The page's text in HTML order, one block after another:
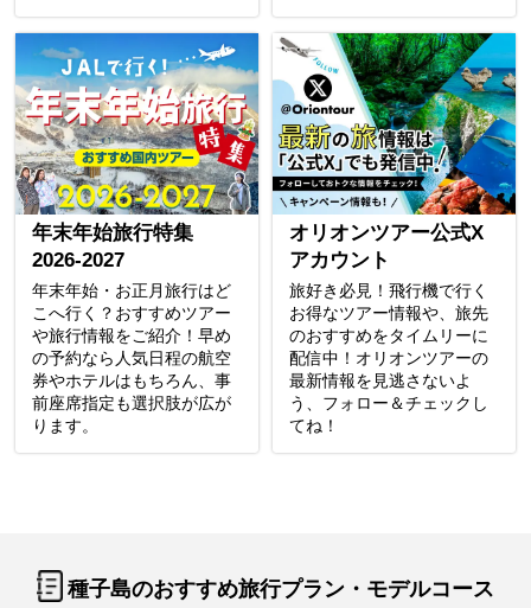
年末年始旅行特集
2026-2027
年末年始・お正月旅行はど
こへ行く？おすすめツアー
や旅行情報をご紹介！早め
の予約なら人気日程の航空
券やホテルはもちろん、事
前座席指定も選択肢が広が
ります。
オリオンツアー公式X
アカウント
旅好き必見！飛行機で行く
お得なツアー情報や、旅先
のおすすめをタイムリーに
配信中！オリオンツアーの
最新情報を見逃さないよ
う、フォロー＆チェックし
てね！
種子島のおすすめ旅行プラン・モデルコース